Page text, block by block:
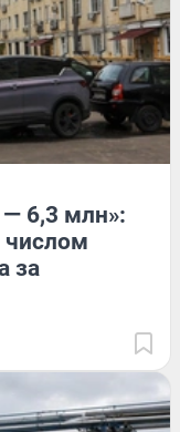
6,3 млн»:
числом
за